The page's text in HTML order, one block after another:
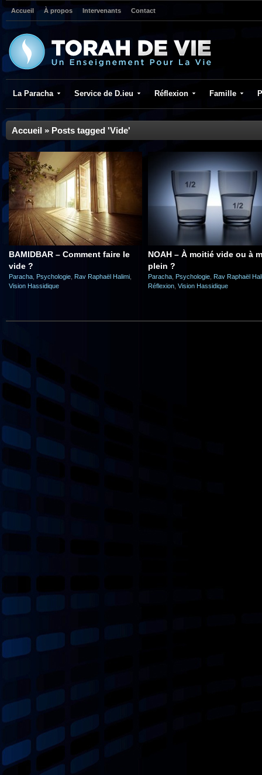
Accueil À propos Intervenants Contact
La Paracha Service de D.ieu Réflexion Famille
Accueil » Posts tagged 'Vide'
BAMIDBAR – Comment faire le
vide ?
Paracha Psychologie Rav Raphaël Halimi
Vision Hassidique
NOAH – À moitié vide ou à
plein ?
Paracha Psychologie Rav Raphaël
Réflexion Vision Hassidique